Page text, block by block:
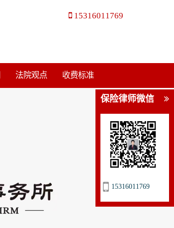
15316011769
法院观点 收费标准
保险律师微信
15316011769